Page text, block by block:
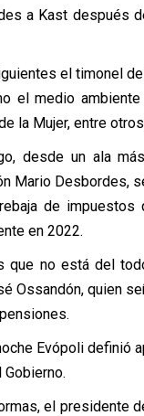
a Kast después
el timonel de
el medio
la Mujer, entre
desde un ala
Mario Desbordes,
de
en 2022.
que no está del
Ossandón, quien
Evópoli definió
Gobierno.
el presidente